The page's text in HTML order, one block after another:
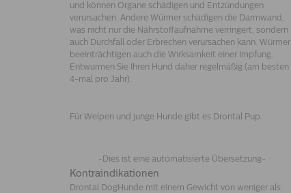
und können Organe schädigen und Entzündungen
verursachen. Andere Würmer schädigen die Darmwand,
was nicht nur die Nährstoffaufnahme verringert, sondern
auch Durchfall oder Erbrechen verursachen kann. Würmer
beeinträchtigen auch die Wirksamkeit einer Impfung.
Entwurmen Sie Ihren Hund daher regelmäßig (am besten
4-mal pro Jahr).
Für Welpen und junge Hunde gibt es Drontal Pup.
-Dies ist eine automatisierte Übersetzung-
Kontraindikationen
Drontal DogHunde mit einem Gewicht von weniger als